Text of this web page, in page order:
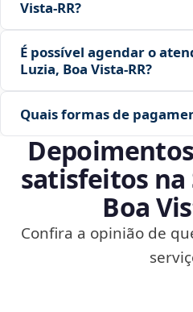
Vista‑RR?
É possível agendar o
Luzia, Boa Vista‑RR?
Quais formas de
satisfeitos na
Boa
Confira a opinião de